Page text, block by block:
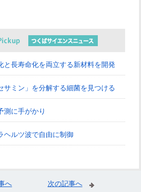
と長寿命化を両立する新材料を開発
サミン」を分解する細菌を見つける
測に手がかり
ヘルツ波で自由に制御
へ 次の記事へ